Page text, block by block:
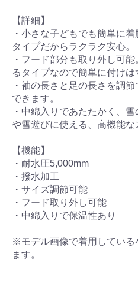
【詳細】
・小さな子どもでも簡単に
タイプだからラクラク安心。
・フード部分も取り外し可
るタイプなので簡単に付けは
・袖の長さと足の長さを調
できます。
・中綿入りであたたかく、
や雪遊びに使える、高機能な
【機能】
・耐水圧5,000mm
・撥水加工
・サイズ調節可能
・フード取り外し可能
・中綿入りで保温性あり
※モデル画像で着用している
ます。